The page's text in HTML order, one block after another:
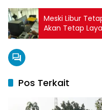
Meski Libur
Akan Tetap
Pos Terkait